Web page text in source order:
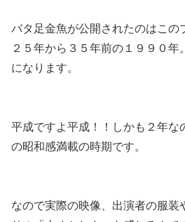
バタ足金魚が公開されたのはこの
２５年から３５年前の１９９０年
になります。
平成ですよ平成！！しかも２年な
の昭和感満載の時期です。
なので実際の映像、出演者の服装